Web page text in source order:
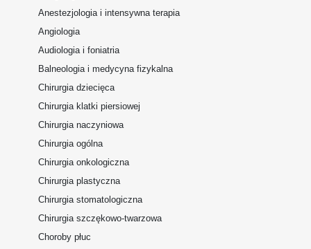
Anestezjologia i intensywna terapia
Angiologia
Audiologia i foniatria
Balneologia i medycyna fizykalna
Chirurgia dziecięca
Chirurgia klatki piersiowej
Chirurgia naczyniowa
Chirurgia ogólna
Chirurgia onkologiczna
Chirurgia plastyczna
Chirurgia stomatologiczna
Chirurgia szczękowo-twarzowa
Choroby płuc